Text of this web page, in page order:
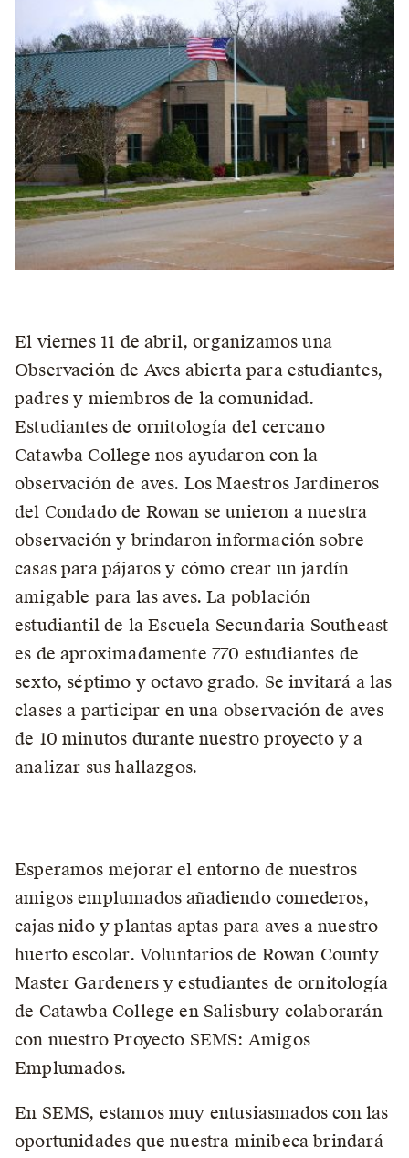
El viernes 11 de abril, organizamos una
Observación de Aves abierta para estudiantes,
padres y miembros de la comunidad.
Estudiantes de ornitología del cercano
Catawba College nos ayudaron con la
observación de aves. Los Maestros Jardineros
del Condado de Rowan se unieron a nuestra
observación y brindaron información sobre
casas para pájaros y cómo crear un jardín
amigable para las aves. La población
estudiantil de la Escuela Secundaria Southeast
es de aproximadamente 770 estudiantes de
sexto, séptimo y octavo grado. Se invitará a las
clases a participar en una observación de aves
de 10 minutos durante nuestro proyecto y a
analizar sus hallazgos.
Esperamos mejorar el entorno de nuestros
amigos emplumados añadiendo comederos,
cajas nido y plantas aptas para aves a nuestro
huerto escolar. Voluntarios de Rowan County
Master Gardeners y estudiantes de ornitología
de Catawba College en Salisbury colaborarán
con nuestro Proyecto SEMS: Amigos
Emplumados.
En SEMS, estamos muy entusiasmados con las
oportunidades que nuestra minibeca brindará